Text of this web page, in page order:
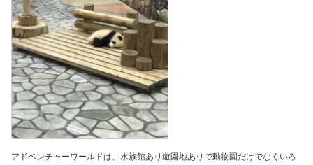
アドベンチャーワールドは、水族館あり遊園地ありで動物園だけでなくいろ